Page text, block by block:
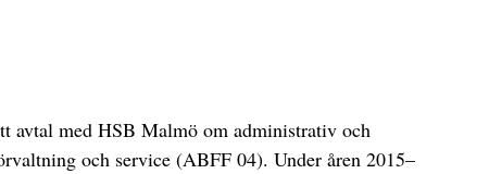
avtal med HSB Malmö om administrativ och
och service (ABFF 04). Under åren 2015–